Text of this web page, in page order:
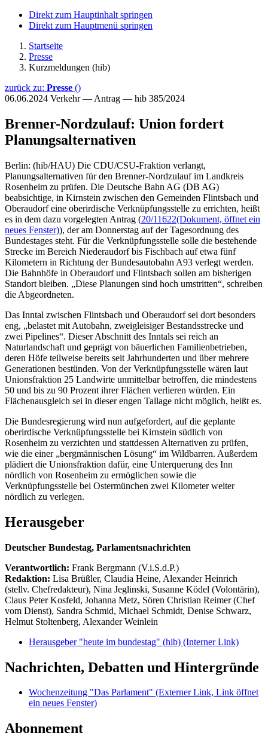
Direkt zum Hauptinhalt springen
Direkt zum Hauptmenü springen
Startseite
Presse
Kurzmeldungen (hib)
zurück zu: Presse ()
06.06.2024 Verkehr — Antrag — hib 385/2024
Brenner-Nordzulauf: Union fordert
Planungsalternativen
Berlin: (hib/HAU) Die CDU/CSU-Fraktion verlangt,
Planungsalternativen für den Brenner-Nordzulauf im Landkreis
Rosenheim zu prüfen. Die Deutsche Bahn AG (DB AG)
beabsichtige, in Kirnstein zwischen den Gemeinden Flintsbach und
Oberaudorf eine oberirdische Verknüpfungsstelle zu errichten, heißt
es in dem dazu vorgelegten Antrag (20/11622(Dokument, öffnet ein
neues Fenster)), der am Donnerstag auf der Tagesordnung des
Bundestages steht. Für die Verknüpfungsstelle solle die bestehende
Strecke im Bereich Niederaudorf bis Fischbach auf etwa fünf
Kilometern in Richtung der Bundesautobahn A93 verlegt werden.
Die Bahnhöfe in Oberaudorf und Flintsbach sollen am bisherigen
Standort bleiben. „Diese Planungen sind hoch umstritten“, schreiben
die Abgeordneten.
Das Inntal zwischen Flintsbach und Oberaudorf sei dort besonders
eng, „belastet mit Autobahn, zweigleisiger Bestandsstrecke und
zwei Pipelines“. Dieser Abschnitt des Inntals sei reich an
Naturlandschaft und geprägt von bäuerlichen Familienbetrieben,
deren Höfe teilweise bereits seit Jahrhunderten und über mehrere
Generationen bestünden. Von der Verknüpfungsstelle wären laut
Unionsfraktion 25 Landwirte unmittelbar betroffen, die mindestens
50 und bis zu 90 Prozent ihrer Flächen verlieren würden. Ein
Flächenausgleich sei in dieser engen Tallage nicht möglich, heißt es.
Die Bundesregierung wird nun aufgefordert, auf die geplante
oberirdische Verknüpfungsstelle bei Kirnstein südlich von
Rosenheim zu verzichten und stattdessen Alternativen zu prüfen,
wie die einer „bergmännischen Lösung“ im Wildbarren. Außerdem
plädiert die Unionsfraktion dafür, eine Unterquerung des Inn
nördlich von Rosenheim zu ermöglichen sowie die
Verknüpfungsstelle bei Ostermünchen zwei Kilometer weiter
nördlich zu verlegen.
Herausgeber
Deutscher Bundestag, Parlamentsnachrichten
Verantwortlich: Frank Bergmann (V.i.S.d.P.)
Redaktion: Lisa Brüßler, Claudia Heine, Alexander Heinrich
(stellv. Chefredakteur), Nina Jeglinski, Susanne Ködel (Volontärin),
Claus Peter Kosfeld, Johanna Metz, Sören Christian Reimer (Chef
vom Dienst), Sandra Schmid, Michael Schmidt, Denise Schwarz,
Helmut Stoltenberg, Alexander Weinlein
Herausgeber "heute im bundestag" (hib) (Interner Link)
Nachrichten, Debatten und Hintergründe
Wochenzeitung "Das Parlament" (Externer Link, Link öffnet
ein neues Fenster)
Abonnement